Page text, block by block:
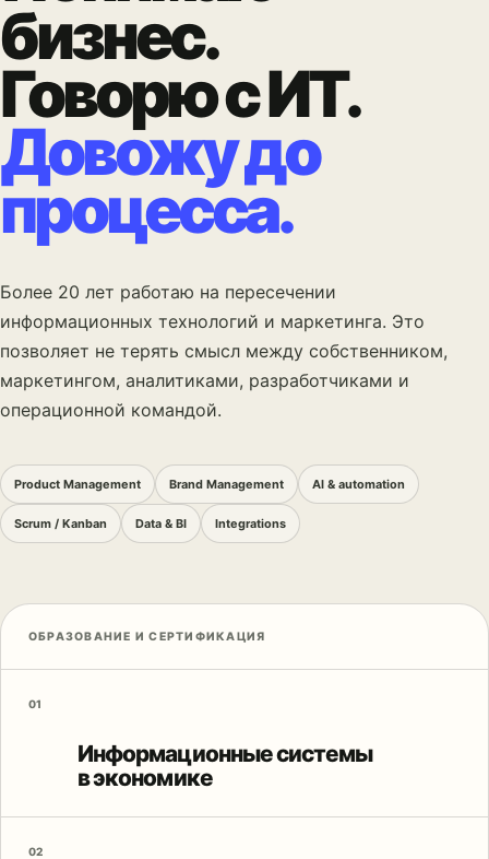
бизнес.
Говорю с ИТ.
Довожу до
процесса.
Более 20 лет работаю на пересечении
информационных технологий и маркетинга. Это
позволяет не терять смысл между собственником,
маркетингом, аналитиками, разработчиками и
операционной командой.
Product Management Brand Management AI & automation
Scrum / Kanban Data & BI Integrations
ОБРАЗОВАНИЕ И СЕРТИФИКАЦИЯ
01
Информационные системы
в экономике
02